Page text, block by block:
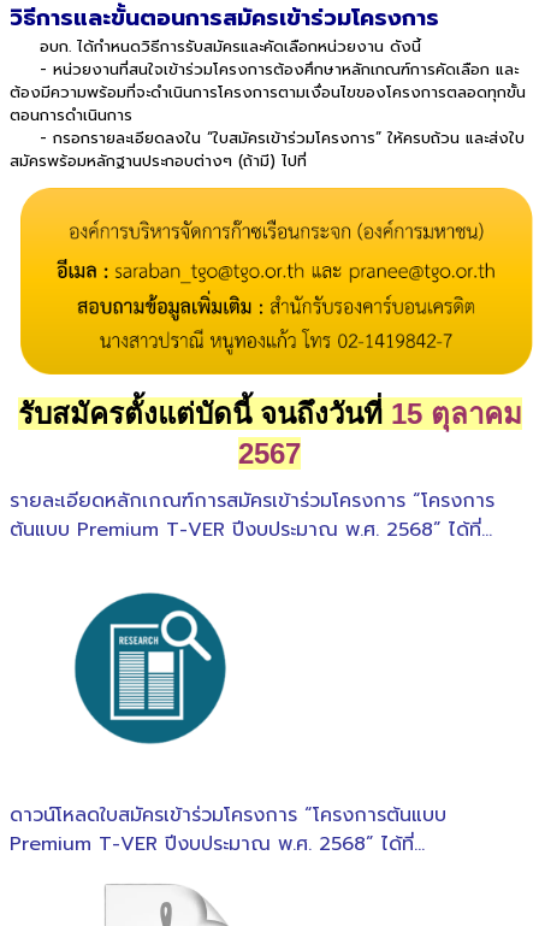
วิธีการและขั้นตอนการสมัครเข้าร่วมโครงการ
อบก. ได้กำหนดวิธีการรับสมัครและคัดเลือกหน่วยงาน ดังนี้
- หน่วยงานที่สนใจเข้าร่วมโครงการต้องศึกษาหลักเกณฑ์การคัดเลือก และ
ต้องมีความพร้อมที่จะดำเนินการโครงการตามเงื่อนไขของโครงการตลอดทุกขั้น
ตอนการดำเนินการ
- กรอกรายละเอียดลงใน “ใบสมัครเข้าร่วมโครงการ” ให้ครบถ้วน และส่งใบ
สมัครพร้อมหลักฐานประกอบต่างๆ (ถ้ามี) ไปที่
รับสมัครตั้งแต่บัดนี้ จนถึงวันที่ 15 ตุลาคม
2567
รายละเอียดหลักเกณฑ์การสมัครเข้าร่วมโครงการ “โครงการ
ต้นแบบ Premium T-VER ปีงบประมาณ พ.ศ. 2568” ได้ที่...
ดาวน์โหลดใบสมัครเข้าร่วมโครงการ “โครงการต้นแบบ
Premium T-VER ปีงบประมาณ พ.ศ. 2568” ได้ที่...